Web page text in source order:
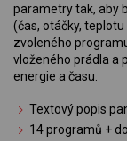
parametry tak, aby
(čas, otáčky,
zvoleného
vloženého prádla a
energie a času.
Textový popis
14 programů +